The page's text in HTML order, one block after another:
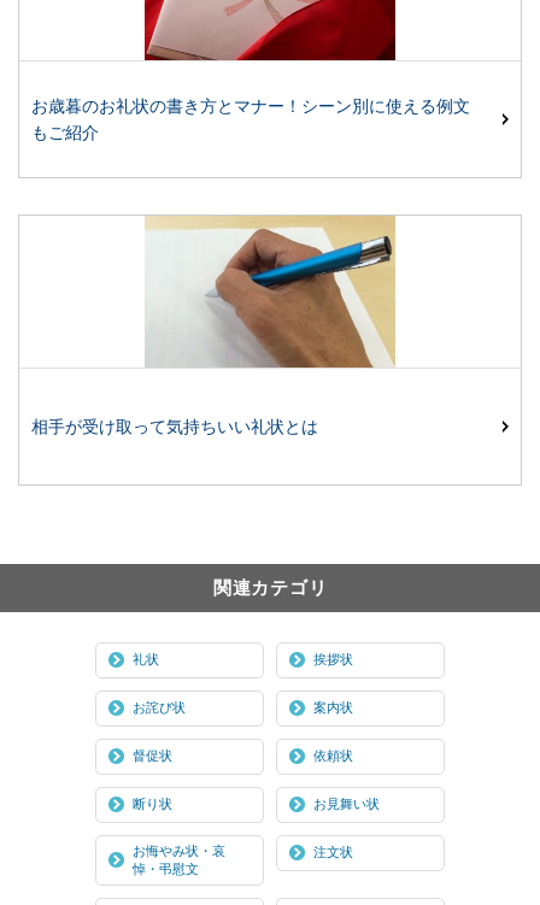
お歳暮のお礼状の書き方とマナー！シーン別に使える例文
もご紹介
相手が受け取って気持ちいい礼状とは
関連カテゴリ
礼状 挨拶状
お詫び状 案内状
督促状 依頼状
断り状 お見舞い状
お悔やみ状・哀
悼・弔慰文
注文状